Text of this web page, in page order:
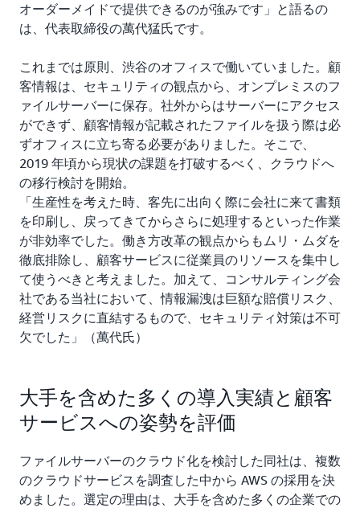
オーダーメイドで提供できるのが強みです」と語るの
は、代表取締役の萬代猛氏です。
これまでは原則、渋谷のオフィスで働いていました。顧
客情報は、セキュリティの観点から、オンプレミスのフ
ァイルサーバーに保存。社外からはサーバーにアクセス
ができず、顧客情報が記載されたファイルを扱う際は必
ずオフィスに立ち寄る必要がありました。そこで、
2019 年頃から現状の課題を打破するべく、クラウドへ
の移行検討を開始。
「生産性を考えた時、客先に出向く際に会社に来て書類
を印刷し、戻ってきてからさらに処理するといった作業
が非効率でした。働き方改革の観点からもムリ・ムダを
徹底排除し、顧客サービスに従業員のリソースを集中し
て使うべきと考えました。加えて、コンサルティング会
社である当社において、情報漏洩は巨額な賠償リスク、
経営リスクに直結するもので、セキュリティ対策は不可
欠でした」（萬代氏）
大手を含めた多くの導入実績と顧客
サービスへの姿勢を評価
ファイルサーバーのクラウド化を検討した同社は、複数
のクラウドサービスを調査した中から AWS の採用を決
めました。選定の理由は、大手を含めた多くの企業での